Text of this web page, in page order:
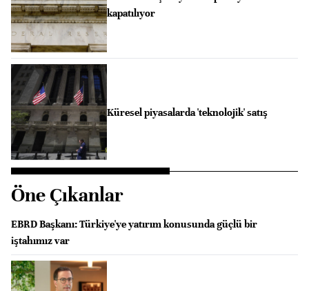
kapatılıyor
Küresel piyasalarda 'teknolojik' satış
Öne Çıkanlar
EBRD Başkanı: Türkiye'ye yatırım konusunda güçlü bir
iştahımız var